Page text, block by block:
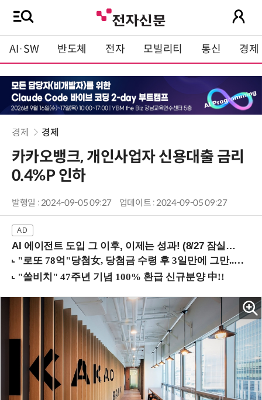
AI·SW 반도체 전자 모빌리티 통신 경제
경제 경제
카카오뱅크, 개인사업자 신용대출 금리
0.4%P 인하
발행일 : 2024-09-05 09:27 업데이트 : 2024-09-05 09:27
AI 에이전트 도입 그 이후, 이제는 성과! (8/27 잠실역)